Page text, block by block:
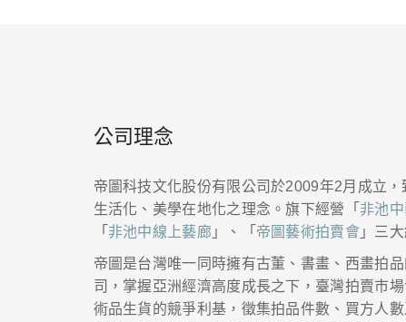
公司理念
帝圖科技文化股份有限公司於2009年2月成立
生活化、美學在地化之理念。旗下經營「 非池
「 非池中線上藝廊」、「 帝圖藝術拍賣會」三大
帝圖是台灣唯一同時擁有古董、書畫、西畫拍
司，掌握亞洲經濟高度成長之下，臺灣拍賣市
術品生貨的競爭利基，徵集拍品件數、買方人